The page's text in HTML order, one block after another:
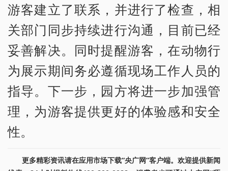
游客建立了联系，并进行了检查，相
关部门同步持续进行沟通，目前已经
妥善解决。同时提醒游客，在动物行
为展示期间务必遵循现场工作人员的
指导。下一步，园方将进一步加强管
理，为游客提供更好的体验感和安全
性。
更多精彩资讯请在应用市场下载“央广网”客户端。欢迎提供新闻